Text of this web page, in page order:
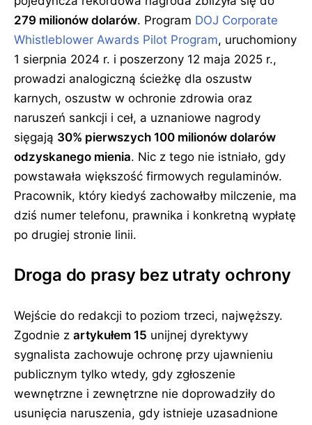
279 milionów dolarów. Program DOJ Corporate
Whistleblower Awards Pilot Program, uruchomiony
1 sierpnia 2024 r. i poszerzony 12 maja 2025 r.,
prowadzi analogiczną ścieżkę dla oszustw
karnych, oszustw w ochronie zdrowia oraz
naruszeń sankcji i ceł, a uznaniowe nagrody
sięgają 30% pierwszych 100 milionów dolarów
odzyskanego mienia. Nic z tego nie istniało, gdy
powstawała większość firmowych regulaminów.
Pracownik, który kiedyś zachowałby milczenie, ma
dziś numer telefonu, prawnika i konkretną wypłatę
po drugiej stronie linii.
Droga do prasy bez utraty ochrony
Wejście do redakcji to poziom trzeci, najwęższy.
Zgodnie z artykułem 15 unijnej dyrektywy
sygnalista zachowuje ochronę przy ujawnieniu
publicznym tylko wtedy, gdy zgłoszenie
wewnętrzne i zewnętrzne nie doprowadziły do
usunięcia naruszenia, gdy istnieje uzasadnione